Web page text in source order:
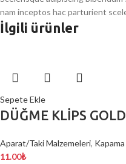
nam inceptos hac parturient
İlgili ürünler
Sepete Ekle
DÜĞME KLİPS GOLD
Aparat/Taki Malzemeleri,
11.00₺